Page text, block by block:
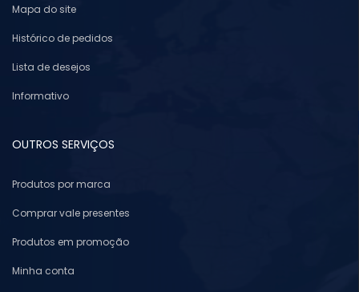
Mapa do site
Histórico de pedidos
Lista de desejos
Informativo
OUTROS SERVIÇOS
Produtos por marca
Comprar vale presentes
Produtos em promoção
Minha conta